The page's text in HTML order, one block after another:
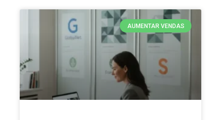
AUMENTAR VENDAS